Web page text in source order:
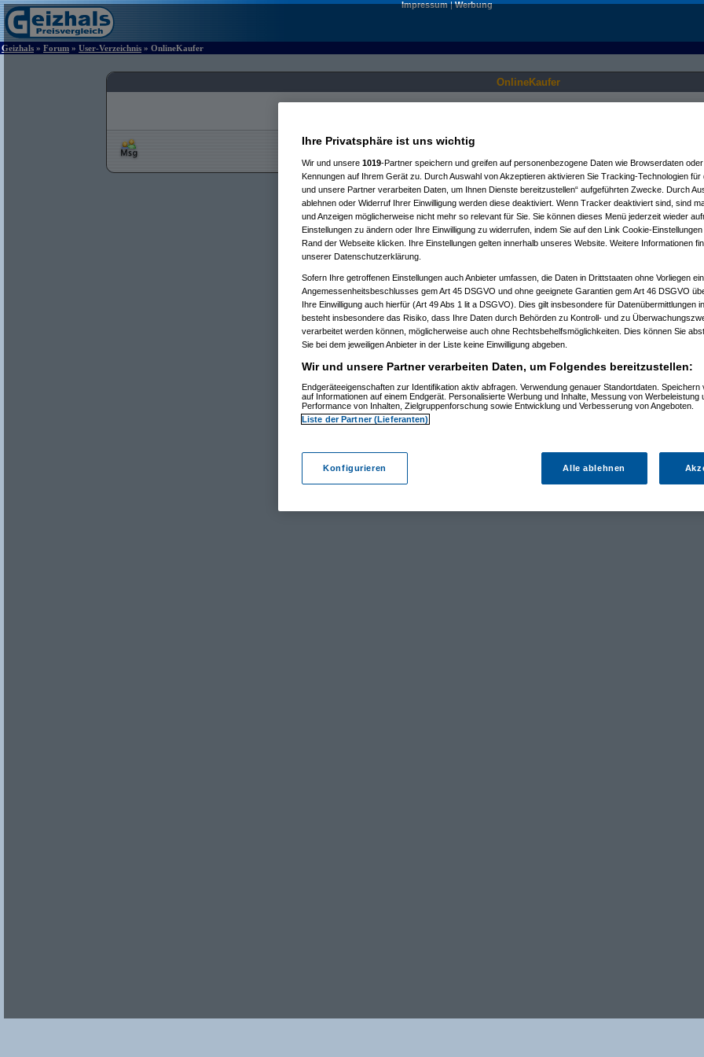
Impressum|Werbung
Geizhals » Forum » User-Verzeichnis » OnlineKaufer
OnlineKaufer
Ihre Privatsphäre ist uns wichtig
Wir und unsere 1019-Partner speichern und greifen auf personenbezogene Daten wie Browserdaten
Kennungen auf Ihrem Gerät zu. Durch Auswahl von Akzeptieren aktivieren Sie Tracking-Technologien für
und unsere Partner verarbeiten Daten, um Ihnen Dienste bereitzustellen“ aufgeführten Zwecke. Durch
ablehnen oder Widerruf Ihrer Einwilligung werden diese deaktiviert. Wenn Tracker deaktiviert sind, sind
und Anzeigen möglicherweise nicht mehr so relevant für Sie. Sie können dieses Menü jederzeit wieder
Einstellungen zu ändern oder Ihre Einwilligung zu widerrufen, indem Sie auf den Link Cookie-
Rand der Webseite klicken. Ihre Einstellungen gelten innerhalb unseres Website. Weitere Informationen
unserer Datenschutzerklärung.
Sofern Ihre getroffenen Einstellungen auch Anbieter umfassen, die Daten in Drittstaaten ohne Vorliegen
Angemessenheitsbeschlusses gem Art 45 DSGVO und ohne geeignete Garantien gem Art 46 DSGVO
Ihre Einwilligung auch hierfür (Art 49 Abs 1 lit a DSGVO). Dies gilt insbesondere für Datenübermittlungen
besteht insbesondere das Risiko, dass Ihre Daten durch Behörden zu Kontroll- und zu
verarbeitet werden können, möglicherweise auch ohne Rechtsbehelfsmöglichkeiten. Dies können Sie
Sie bei dem jeweiligen Anbieter in der Liste keine Einwilligung abgeben.
Wir und unsere Partner verarbeiten Daten, um Folgendes bereitzustellen:
Endgeräteeigenschaften zur Identifikation aktiv abfragen. Verwendung genauer Standortdaten. Speichern
auf Informationen auf einem Endgerät. Personalisierte Werbung und Inhalte, Messung von Werbeleistung
Performance von Inhalten, Zielgruppenforschung sowie Entwicklung und Verbesserung von Angeboten.
Liste der Partner (Lieferanten)
Konfigurieren Alle ablehnen